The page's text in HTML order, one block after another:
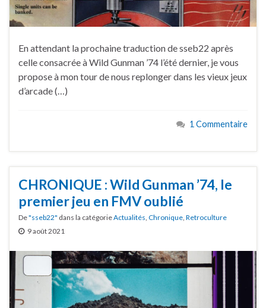
En attendant la prochaine traduction de sseb22 après
celle consacrée à Wild Gunman ’74 l’été dernier, je vous
propose à mon tour de nous replonger dans les vieux jeux
d’arcade (…)
1 Commentaire
CHRONIQUE : Wild Gunman ’74, le
premier jeu en FMV oublié
De"sseb22" dans la catégorieActualités Chronique Retroculture
9 août 2021